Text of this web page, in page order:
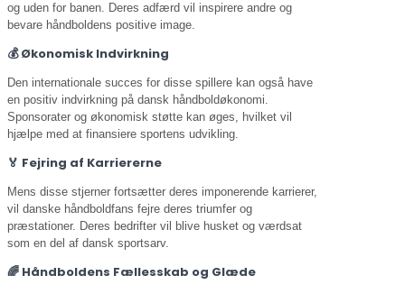
og uden for banen. Deres adfærd vil inspirere andre og
bevare håndboldens positive image.
💰 Økonomisk Indvirkning
Den internationale succes for disse spillere kan også have
en positiv indvirkning på dansk håndboldøkonomi.
Sponsorater og økonomisk støtte kan øges, hvilket vil
hjælpe med at finansiere sportens udvikling.
🏅 Fejring af Karriererne
Mens disse stjerner fortsætter deres imponerende karrierer,
vil danske håndboldfans fejre deres triumfer og
præstationer. Deres bedrifter vil blive husket og værdsat
som en del af dansk sportsarv.
🌈 Håndboldens Fællesskab og Glæde